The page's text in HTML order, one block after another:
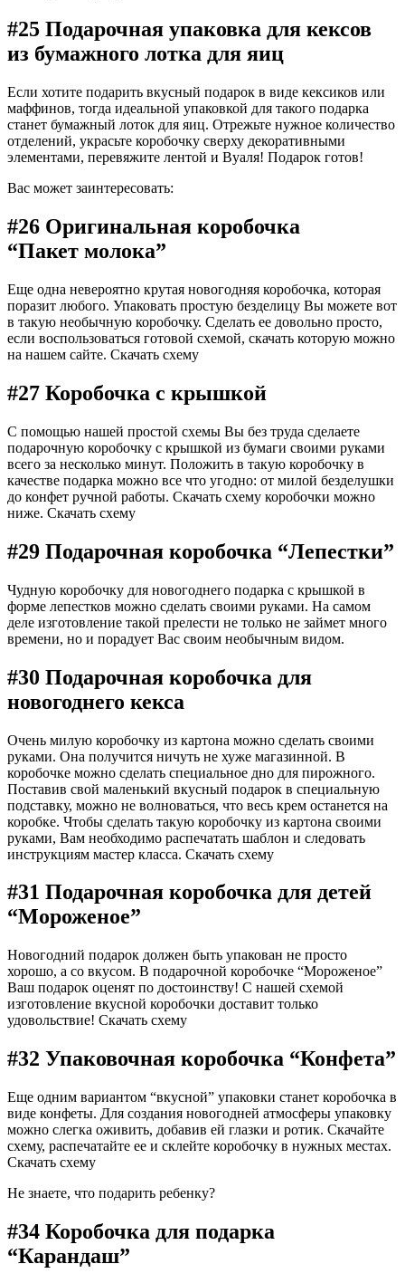
#25 Подарочная упаковка для кексов
из бумажного лотка для яиц
Если хотите подарить вкусный подарок в виде кексиков или
маффинов, тогда идеальной упаковкой для такого подарка
станет бумажный лоток для яиц. Отрежьте нужное количество
отделений, украсьте коробочку сверху декоративными
элементами, перевяжите лентой и Вуаля! Подарок готов!
Вас может заинтересовать:
#26 Оригинальная коробочка
“Пакет молока”
Еще одна невероятно крутая новогодняя коробочка, которая
поразит любого. Упаковать простую безделицу Вы можете вот
в такую необычную коробочку. Сделать ее довольно просто,
если воспользоваться готовой схемой, скачать которую можно
на нашем сайте. Скачать схему
#27 Коробочка с крышкой
С помощью нашей простой схемы Вы без труда сделаете
подарочную коробочку с крышкой из бумаги своими руками
всего за несколько минут. Положить в такую коробочку в
качестве подарка можно все что угодно: от милой безделушки
до конфет ручной работы. Скачать схему коробочки можно
ниже. Скачать схему
#29 Подарочная коробочка “Лепестки”
Чудную коробочку для новогоднего подарка с крышкой в
форме лепестков можно сделать своими руками. На самом
деле изготовление такой прелести не только не займет много
времени, но и порадует Вас своим необычным видом.
#30 Подарочная коробочка для
новогоднего кекса
Очень милую коробочку из картона можно сделать своими
руками. Она получится ничуть не хуже магазинной. В
коробочке можно сделать специальное дно для пирожного.
Поставив свой маленький вкусный подарок в специальную
подставку, можно не волноваться, что весь крем останется на
коробке. Чтобы сделать такую коробочку из картона своими
руками, Вам необходимо распечатать шаблон и следовать
инструкциям мастер класса. Скачать схему
#31 Подарочная коробочка для детей
“Мороженое”
Новогодний подарок должен быть упакован не просто
хорошо, а со вкусом. В подарочной коробочке “Мороженое”
Ваш подарок оценят по достоинству! С нашей схемой
изготовление вкусной коробочки доставит только
удовольствие! Скачать схему
#32 Упаковочная коробочка “Конфета”
Еще одним вариантом “вкусной” упаковки станет коробочка в
виде конфеты. Для создания новогодней атмосферы упаковку
можно слегка оживить, добавив ей глазки и ротик. Скачайте
схему, распечатайте ее и склейте коробочку в нужных местах.
Скачать схему
Не знаете, что подарить ребенку?
#34 Коробочка для подарка
“Карандаш”